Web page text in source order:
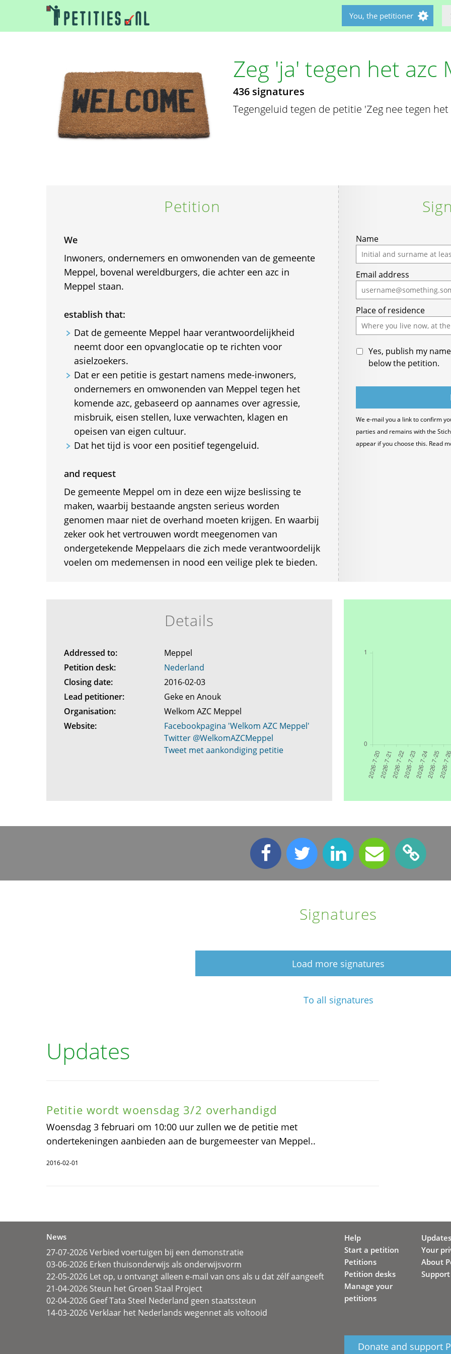
You, the petitioner
Zeg 'ja' tegen het azc
436 signatures
Tegengeluid tegen de petitie 'Zeg nee tegen het
Petition
We
Inwoners, ondernemers en omwonenden van de gemeente
Meppel, bovenal wereldburgers, die achter een azc in
Meppel staan.
establish that:
Dat de gemeente Meppel haar verantwoordelijkheid
neemt door een opvanglocatie op te richten voor
asielzoekers.
Dat er een petitie is gestart namens mede-inwoners,
ondernemers en omwonenden van Meppel tegen het
komende azc, gebaseerd op aannames over agressie,
misbruik, eisen stellen, luxe verwachten, klagen en
opeisen van eigen cultuur.
Dat het tijd is voor een positief tegengeluid.
and request
De gemeente Meppel om in deze een wijze beslissing te
maken, waarbij bestaande angsten serieus worden
genomen maar niet de overhand moeten krijgen. En waarbij
zeker ook het vertrouwen wordt meegenomen van
ondergetekende Meppelaars die zich mede verantwoordelijk
voelen om medemensen in nood een veilige plek te bieden.
Name
Email address
Place of residence
Yes, publish my
below the petition.
We e-mail you a link to confirm
parties and remains with the
appear if you choose this. Read
Details
Addressed to:
Meppel
Petition desk:
Nederland
Closing date:
2016-02-03
Lead petitioner:
Geke en Anouk
Organisation:
Welkom AZC Meppel
Website:
Facebookpagina 'Welkom AZC Meppel'
Twitter @WelkomAZCMeppel
Tweet met aankondiging petitie
Signatures
Load more signatures
To all signatures
Updates
Petitie wordt woensdag 3/2 overhandigd
Woensdag 3 februari om 10:00 uur zullen we de petitie met
ondertekeningen aanbieden aan de burgemeester van Meppel..
2016-02-01
News
27-07-2026 Verbied voertuigen bij een demonstratie
03-06-2026 Erken thuisonderwijs als onderwijsvorm
22-05-2026 Let op, u ontvangt alleen e-mail van ons als u dat zélf aangeeft
21-04-2026 Steun het Groen Staal Project
02-04-2026 Geef Tata Steel Nederland geen staatssteun
14-03-2026 Verklaar het Nederlands wegennet als voltooid
Help
Start a petition
Petitions
Petition desks
Manage your
petitions
Updates
Your
About
Donate and support